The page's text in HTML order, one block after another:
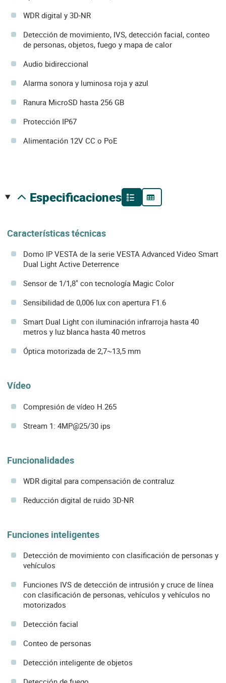
WDR digital y 3D-NR
Detección de movimiento, IVS, detección facial, conteo
de personas, objetos, fuego y mapa de calor
Audio bidireccional
Alarma sonora y luminosa roja y azul
Ranura MicroSD hasta 256 GB
Protección IP67
Alimentación 12V CC o PoE
especificaciones
Características técnicas
Domo IP VESTA de la serie VESTA Advanced Video Smart
Dual Light Active Deterrence
Sensor de 1/1,8" con tecnología Magic Color
Sensibilidad de 0,006 lux con apertura F1.6
Smart Dual Light con iluminación infrarroja hasta 40
metros y luz blanca hasta 40 metros
Óptica motorizada de 2,7~13,5 mm
Vídeo
Compresión de vídeo H.265
Stream 1: 4MP@25/30 ips
Funcionalidades
WDR digital para compensación de contraluz
Reducción digital de ruido 3D-NR
Funciones inteligentes
Detección de movimiento con clasificación de personas y
vehículos
Funciones IVS de detección de intrusión y cruce de línea
con clasificación de personas, vehículos y vehículos no
motorizados
Detección facial
Conteo de personas
Detección inteligente de objetos